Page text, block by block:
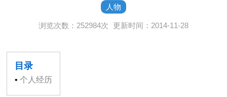
人物
浏览次数：252984次 更新时间：2014-11-28
目录
•个人经历